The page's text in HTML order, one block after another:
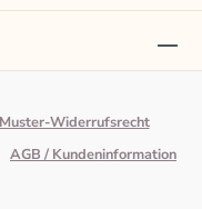
Muster-Widerrufsrecht
AGB / Kundeninformation